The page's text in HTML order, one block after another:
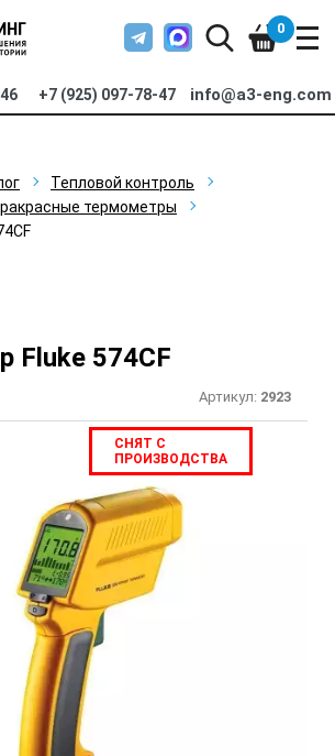
+7 (925) 097-78-47 info@a3-eng.com
0
Тепловой контроль
термометры
Fluke 574CF
Артикул: 2923
СНЯТ С
ПРОИЗВОДСТВА